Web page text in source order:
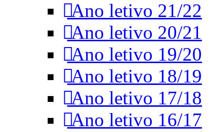
Ano letivo 21/22
Ano letivo 20/21
Ano letivo 19/20
Ano letivo 18/19
Ano letivo 17/18
Ano letivo 16/17